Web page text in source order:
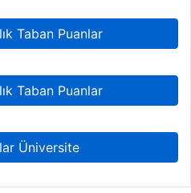
Taban Puanlar
Taban Puanlar
Üniversite